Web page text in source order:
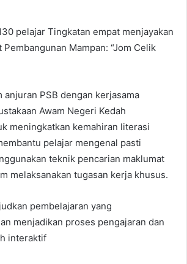
pelajar Tingkatan empat menjayakan
Mampan: “Jom Celik
anjuran PSB dengan kerjasama
Awam Negeri Kedah
meningkatkan kemahiran literasi
pelajar mengenal pasti
teknik pencarian maklumat
melaksanakan tugasan kerja khusus.
pembelajaran yang
menjadikan proses pengajaran dan
interaktif